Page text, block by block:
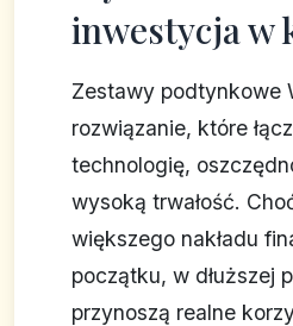
inwestycja w
Zestawy podtynkowe
rozwiązanie, które
technologię,
wysoką trwałość.
większego nakładu
początku, w dłuższej
przynoszą realne